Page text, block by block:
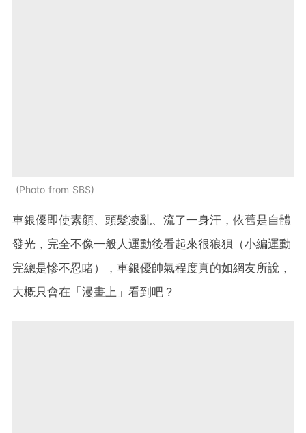
Photo from SBS
車銀優即使素顏、頭髮凌亂、流了一身汗，依舊是自體
發光，完全不像一般人運動後看起來很狼狽（小編運動
完總是慘不忍睹），車銀優帥氣程度真的如網友所說，
大概只會在「漫畫上」看到吧？